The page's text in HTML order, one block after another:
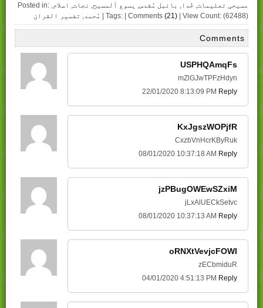
Posted in: مسیحی تعلیمات, خُدا , بائبل مُقدس, یسوع ألمسیح, نجات, اسلام,
مُحمد, تفسیر القران | Tags: | Comments (21) | View Count: (62488)
Comments
USPHQAmqFs
mZlGJwTPFzHdyn
22/01/2020 8:13:09 PM Reply
KxJgszWOPjfR
CxzbVnHcrKByRuk
08/01/2020 10:37:18 AM Reply
jzPBugOWEwSZxiM
jLxAlUECkSetvc
08/01/2020 10:37:13 AM Reply
oRNXtVevjcFOWI
zECbmiduR
04/01/2020 4:51:13 PM Reply